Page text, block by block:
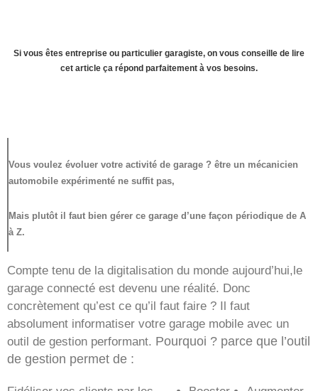
Si vous êtes entreprise ou particulier garagiste, on vous conseille de lire
cet article ça répond parfaitement à vos besoins.
Vous voulez évoluer votre activité de garage ? être un mécanicien
automobile expérimenté ne suffit pas,
Mais plutôt il faut bien gérer ce garage d’une façon périodique de A
à Z.
Compte tenu de la digitalisation du monde aujourd’hui,le
garage connecté est devenu une réalité. Donc
concrètement qu’est ce qu’il faut faire ? Il faut
absolument informatiser votre garage mobile avec un
outil de gestion performant. Pourquoi ? parce que l’outil
de gestion permet de :